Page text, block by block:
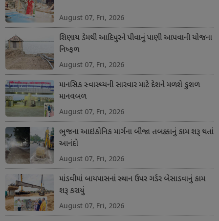
August 07, Fri, 2026
શિણાય ડેમથી આદિપુરને પીવાનું પાણી આપવાની યોજના
નિષ્ફળ
August 07, Fri, 2026
માનસિક સ્વાસ્થ્યની સારવાર માટે દેશને મળશે કુશળ
માનવબળ
August 07, Fri, 2026
ભુજના આઇકોનિક માર્ગના બીજા તબક્કાનું કામ શરૂ થતાં
આનંદો
August 07, Fri, 2026
માંડવીમાં બાયપાસનાં સ્થાન ઉપર ગર્ડર બેસાડવાનું કામ
શરૂ કરાયું
August 07, Fri, 2026